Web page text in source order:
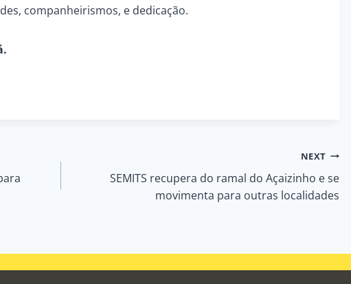
companheirismos, e dedicação.
NEXT
SEMITS recupera do ramal do Açaizinho e se
movimenta para outras localidades